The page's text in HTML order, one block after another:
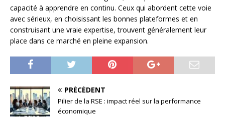
capacité à apprendre en continu. Ceux qui abordent cette voie
avec sérieux, en choisissant les bonnes plateformes et en
construisant une vraie expertise, trouvent généralement leur
place dans ce marché en pleine expansion.
PRÉCÉDENT
Pilier de la RSE : impact réel sur la performance
économique